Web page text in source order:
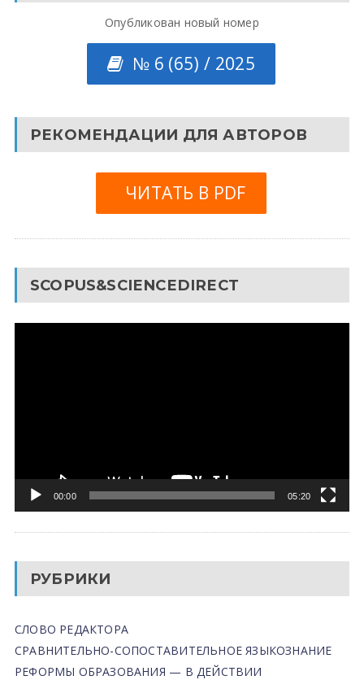
Опубликован новый номер
№ 6 (65) / 2025
РЕКОМЕНДАЦИИ ДЛЯ АВТОРОВ
ЧИТАТЬ В PDF
SCOPUS&SCIENCEDIRECT
00:00 05:20
РУБРИКИ
СЛОВО РЕДАКТОРА
СРАВНИТЕЛЬНО-СОПОСТАВИТЕЛЬНОЕ ЯЗЫКОЗНАНИЕ
РЕФОРМЫ ОБРАЗОВАНИЯ — В ДЕЙСТВИИ